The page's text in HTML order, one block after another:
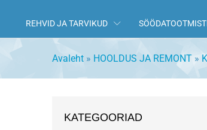
REHVID JA TARVIKUD
Avaleht » HOOLDUS JA REMONT »
KATEGOORIAD